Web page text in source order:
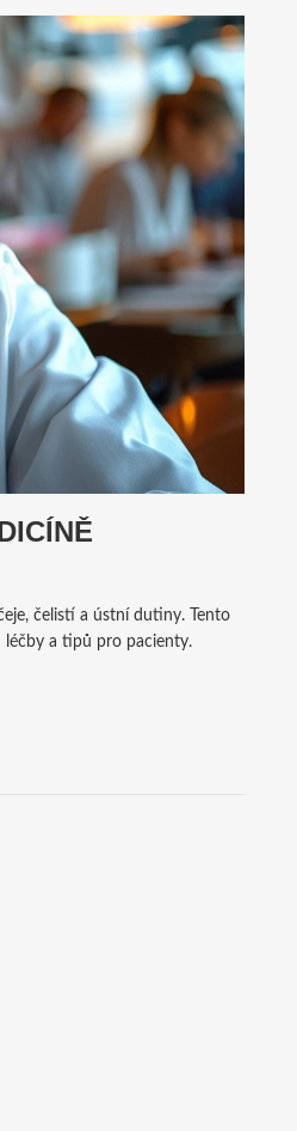
čelistí a ústní dutiny. Tento
léčby a tipů pro pacienty.